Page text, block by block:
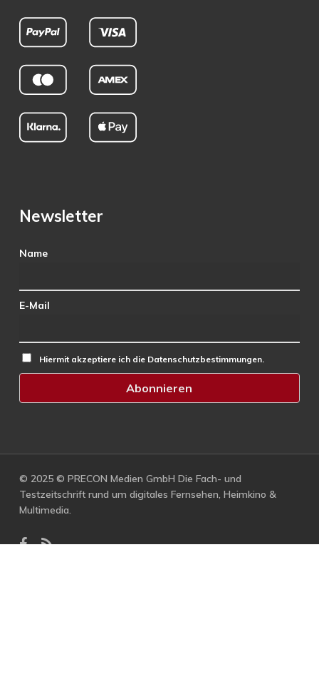
Newsletter
Name
E-Mail
Hiermit akzeptiere ich die Datenschutzbestimmungen.
© 2025 © PRECON Medien GmbH Die Fach- und
Testzeitschrift rund um digitales Fernsehen, Heimkino &
Multimedia.
facebook
RSS